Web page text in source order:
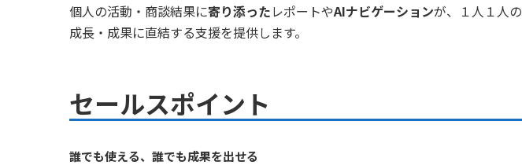
個人の活動・商談結果に寄り添ったレポートやAIナビゲーションが、１人１人の
成長・成果に直結する支援を提供します。
セールスポイント
誰でも使える、誰でも成果を出せる